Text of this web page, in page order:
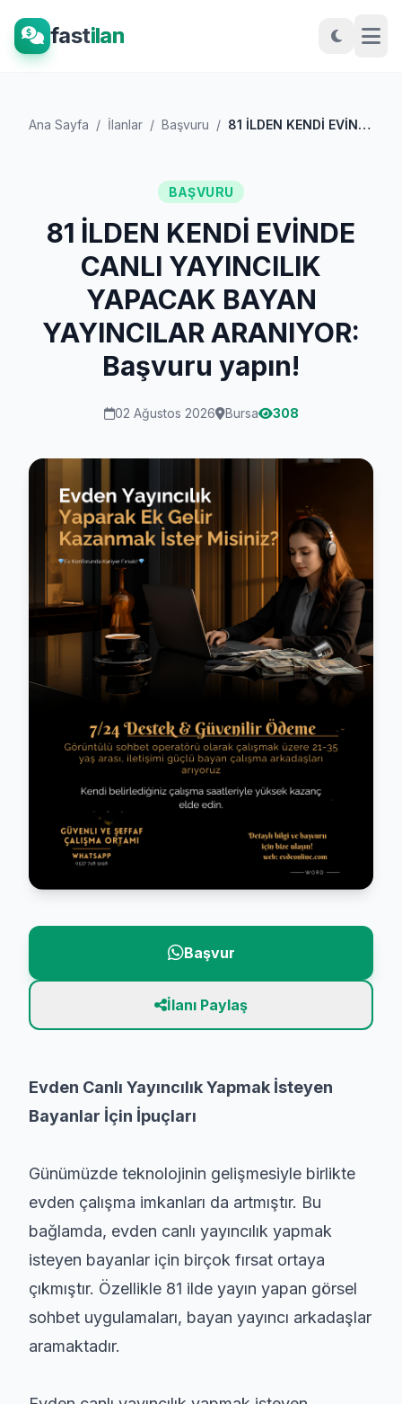
fastilan
Ana Sayfa / İlanlar / Başvuru / 81 İLDEN KENDİ EVİNDE CANLI YAYINCILIK Y...
BAŞVURU
81 İLDEN KENDİ EVİNDE
CANLI YAYINCILIK
YAPACAK BAYAN
YAYINCILAR ARANIYOR:
Başvuru yapın!
02 Ağustos 2026 Bursa 308
Başvur
İlanı Paylaş
Evden Canlı Yayıncılık Yapmak İsteyen
Bayanlar İçin İpuçları
Günümüzde teknolojinin gelişmesiyle birlikte
evden çalışma imkanları da artmıştır. Bu
bağlamda, evden canlı yayıncılık yapmak
isteyen bayanlar için birçok fırsat ortaya
çıkmıştır. Özellikle 81 ilde yayın yapan görsel
sohbet uygulamaları, bayan yayıncı arkadaşlar
aramaktadır.